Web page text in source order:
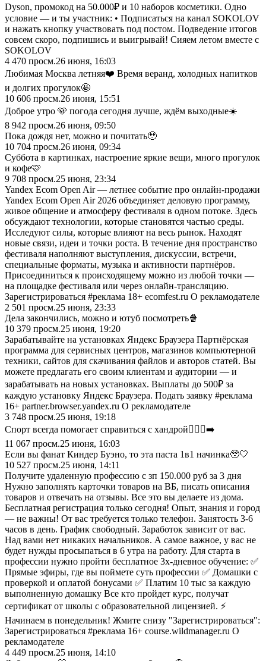
Dyson, промокод на 50.000₽ и 10 наборов косметики. Одно
условие — и ты участник: • Подписаться на канал SOKOLOV
и нажать кнопку участвовать под постом. Подведение итогов
совсем скоро, подпишись и выигрывай! Сияем летом вместе с
SOKOLOV
4 470 просм.26 июня, 16:03
Любимая Москва летняя❤️ Время веранд, холодных напитков
и долгих прогулок🤩
10 606 просм.26 июня, 15:51
Доброе утро 🩵 погода сегодня лучше, ждём выходные☀️
8 942 просм.26 июня, 09:50
Пока дождя нет, можно и почитать🥹
10 704 просм.26 июня, 09:34
Суббота в картинках, настроение яркие вещи, много прогулок
и кофе🩷
9 708 просм.25 июня, 23:34
Yandex Ecom Open Air — летнее событие про онлайн-продажи
Yandex Ecom Open Air 2026 объединяет деловую программу,
живое общение и атмосферу фестиваля в одном потоке. Здесь
обсуждают технологии, которые становятся частью среды.
Исследуют силы, которые влияют на весь рынок. Находят
новые связи, идеи и точки роста. В течение дня пространство
фестиваля наполняют выступления, дискуссии, встречи,
специальные форматы, музыка и активности партнёров.
Присоединиться к происходящему можно из любой точки —
на площадке фестиваля или через онлайн-трансляцию.
Зарегистрироваться #реклама 18+ ecomfest.ru О рекламодателе
2 501 просм.25 июня, 23:33
Дела закончились, можно и ютуб посмотреть🍿
10 379 просм.25 июня, 19:20
Зарабатывайте на установках Яндекс Браузера Партнёрская
программа для сервисных центров, магазинов компьютерной
техники, сайтов для скачивания файлов и авторов статей. Вы
можете предлагать его своим клиентам и аудитории — и
зарабатывать на новых установках. Выплаты до 500₽ за
каждую установку Яндекс Браузера. Подать заявку #реклама
16+ partner.browser.yandex.ru О рекламодателе
3 748 просм.25 июня, 19:18
Спорт всегда помогает справиться с хандрой🏃🏼‍♀️‍➡️
11 067 просм.25 июня, 16:03
Если вы фанат Киндер Буэно, то эта паста 1в1 начинка🥹🤍
10 527 просм.25 июня, 14:11
Получите удаленную профессию с зп 150.000 руб за 3 дня
Нужно заполнять карточки товаров на ВБ, писать описания
товаров и отвечать на отзывы. Все это вы делаете из дома.
Бесплатная регистрация только сегодня! Опыт, знания и город
— не важны! От вас требуется только телефон. Занятость 3-6
часов в день. График свободный. Заработок зависит от вас.
Над вами нет никаких начальников. А самое важное, у вас не
будет нужды просыпаться в 6 утра на работу. Для старта в
профессии нужно пройти бесплатное 3х-дневное обучение: ✅
Прямые эфиры, где вы поймете суть профессии ✅ Домашки с
проверкой и оплатой бонусами ✅ Платим 10 тыс за каждую
выполненную домашку Все кто пройдет курс, получат
сертификат от школы с образовательной лицензией. ⚡
Начинаем в понедельник! Жмите снизу "Зарегистрироваться":
Зарегистрироваться #реклама 16+ course.wildmanager.ru О
рекламодателе
4 449 просм.25 июня, 14:10